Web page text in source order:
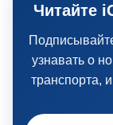
Читайте
узнавать о
транспорта,